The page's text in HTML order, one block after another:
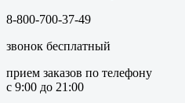
8-800-700-37-49
звонок бесплатный
прием заказов по телефону
с 9:00 до 21:00